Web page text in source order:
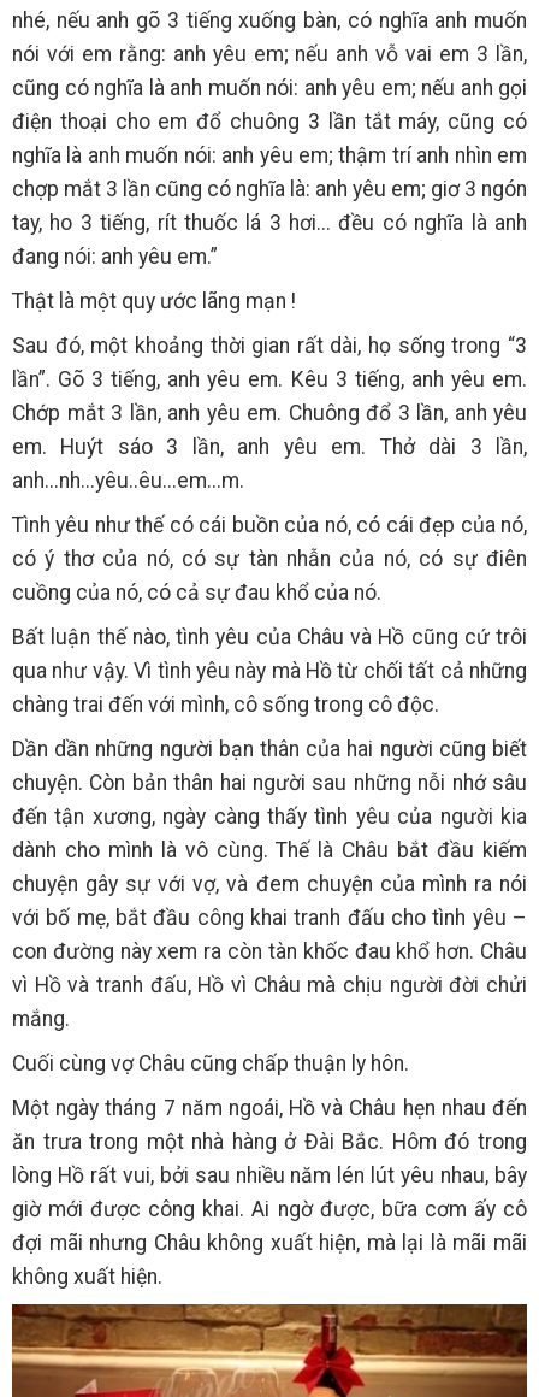
nhé, nếu anh gõ 3 tiếng xuống bàn, có nghĩa anh muốn
nói với em rằng: anh yêu em; nếu anh vỗ vai em 3 lần,
cũng có nghĩa là anh muốn nói: anh yêu em; nếu anh gọi
điện thoại cho em đổ chuông 3 lần tắt máy, cũng có
nghĩa là anh muốn nói: anh yêu em; thậm trí anh nhìn em
chợp mắt 3 lần cũng có nghĩa là: anh yêu em; giơ 3 ngón
tay, ho 3 tiếng, rít thuốc lá 3 hơi... đều có nghĩa là anh
đang nói: anh yêu em.”
Thật là một quy ước lãng mạn !
Sau đó, một khoảng thời gian rất dài, họ sống trong “3
lần”. Gõ 3 tiếng, anh yêu em. Kêu 3 tiếng, anh yêu em.
Chớp mắt 3 lần, anh yêu em. Chuông đổ 3 lần, anh yêu
em. Huýt sáo 3 lần, anh yêu em. Thở dài 3 lần,
anh...nh...yêu..êu...em...m.
Tình yêu như thế có cái buồn của nó, có cái đẹp của nó,
có ý thơ của nó, có sự tàn nhẫn của nó, có sự điên
cuồng của nó, có cả sự đau khổ của nó.
Bất luận thế nào, tình yêu của Châu và Hồ cũng cứ trôi
qua như vậy. Vì tình yêu này mà Hồ từ chối tất cả những
chàng trai đến với mình, cô sống trong cô độc.
Dần dần những người bạn thân của hai người cũng biết
chuyện. Còn bản thân hai người sau những nỗi nhớ sâu
đến tận xương, ngày càng thấy tình yêu của người kia
dành cho mình là vô cùng. Thế là Châu bắt đầu kiếm
chuyện gây sự với vợ, và đem chuyện của mình ra nói
với bố mẹ, bắt đầu công khai tranh đấu cho tình yêu –
con đường này xem ra còn tàn khốc đau khổ hơn. Châu
vì Hồ và tranh đấu, Hồ vì Châu mà chịu người đời chửi
mắng.
Cuối cùng vợ Châu cũng chấp thuận ly hôn.
Một ngày tháng 7 năm ngoái, Hồ và Châu hẹn nhau đến
ăn trưa trong một nhà hàng ở Đài Bắc. Hôm đó trong
lòng Hồ rất vui, bởi sau nhiều năm lén lút yêu nhau, bây
giờ mới được công khai. Ai ngờ được, bữa cơm ấy cô
đợi mãi nhưng Châu không xuất hiện, mà lại là mãi mãi
không xuất hiện.